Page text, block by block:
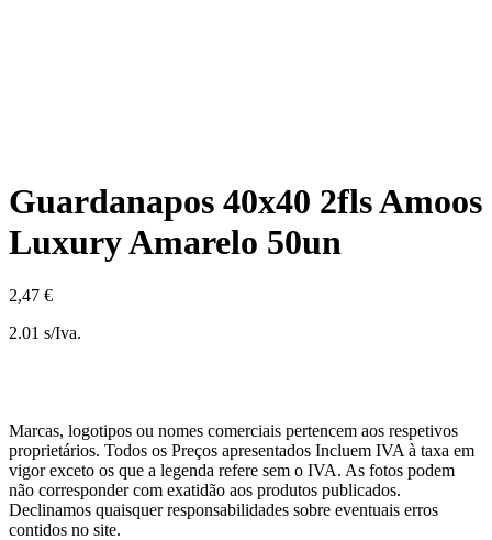
Guardanapos 40x40 2fls Amoos
Luxury Amarelo 50un
2,47 €
2.01 s/Iva.
Marcas, logotipos ou nomes comerciais pertencem aos respetivos
proprietários. Todos os Preços apresentados Incluem IVA à taxa em
vigor exceto os que a legenda refere sem o IVA. As fotos podem
não corresponder com exatidão aos produtos publicados.
Declinamos quaisquer responsabilidades sobre eventuais erros
contidos no site.